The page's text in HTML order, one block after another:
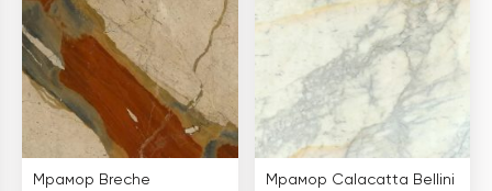
Мрамор Breche
Мрамор Calacatta Bellini